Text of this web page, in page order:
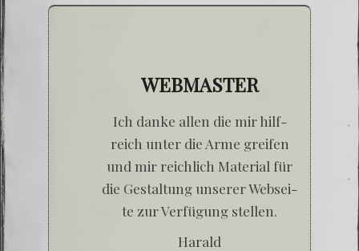
WEBMASTER
Ich dan­ke allen die mir hilf­
reich unter die Arme grei­fen
und mir reich­lich Mate­ri­al für
die Gestal­tung unse­rer Web­sei­
te zur Ver­fü­gung stellen.
Harald